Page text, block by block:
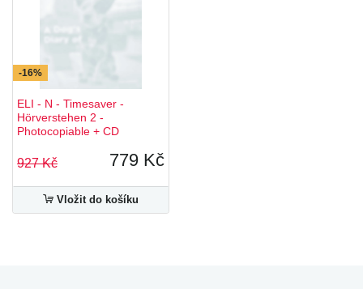
-16%
ELI - N - Timesaver -
Hörverstehen 2 -
Photocopiable + CD
927 Kč 779 Kč
Vložit do košíku